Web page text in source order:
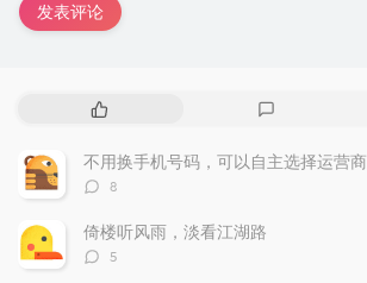
发表评论
热
文
章
评
不用换手机号码，可以自主选择运营商
评
数：
8
倚楼听风雨，淡看江湖路
评
5